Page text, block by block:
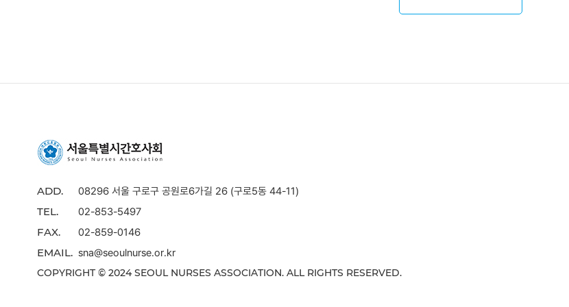
ADD. 08296 서울 구로구 공원로6가길 26 (구로5동 44-11)
TEL. 02-853-5497
FAX. 02-859-0146
EMAIL. sna@seoulnurse.or.kr
COPYRIGHT © 2024 SEOUL NURSES ASSOCIATION. ALL RIGHTS RESERVED.